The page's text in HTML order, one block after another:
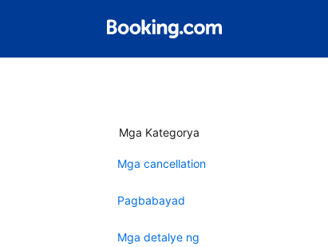
Mga Kategorya
Mga cancellation
Pagbabayad
Mga detalye ng